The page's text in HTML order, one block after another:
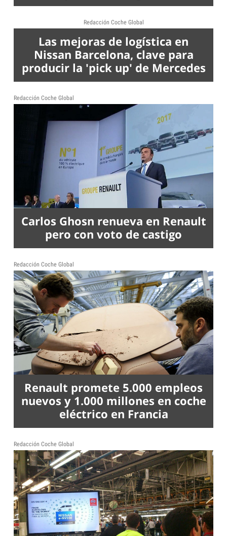
Redacción Coche Global
Las mejoras de logística en
Nissan Barcelona, clave para
producir la 'pick up' de Mercedes
Redacción Coche Global
Carlos Ghosn renueva en Renault
pero con voto de castigo
Redacción Coche Global
Renault promete 5.000 empleos
nuevos y 1.000 millones en coche
eléctrico en Francia
Redacción Coche Global